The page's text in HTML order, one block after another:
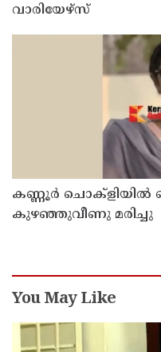
വാരിയേഴ്സ്
കണ്ണൂർ ചൊക്ളിയിൽ
കുഴഞ്ഞുവീണു മരിച്ചു
You May Like